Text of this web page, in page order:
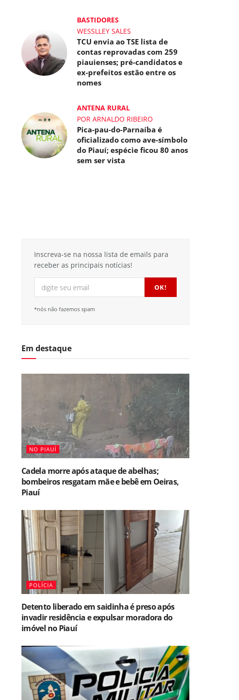
BASTIDORES
WESSLLEY SALES
TCU envia ao TSE lista de
contas reprovadas com 259
piauienses; pré-candidatos e
ex-prefeitos estão entre os
nomes
ANTENA RURAL
POR ARNALDO RIBEIRO
Pica-pau-do-Parnaíba é
oficializado como ave-símbolo
do Piauí; espécie ficou 80 anos
sem ser vista
Inscreva-se na nossa lista de emails para
receber as principais notícias!
*nós não fazemos spam
Em destaque
NO PIAUÍ
Cadela morre após ataque de abelhas;
bombeiros resgatam mãe e bebê em Oeiras,
Piauí
POLÍCIA
Detento liberado em saidinha é preso após
invadir residência e expulsar moradora do
imóvel no Piauí